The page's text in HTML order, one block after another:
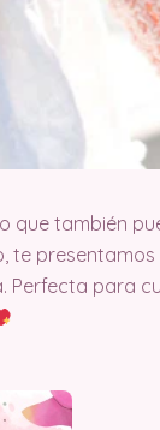
que también
te
para